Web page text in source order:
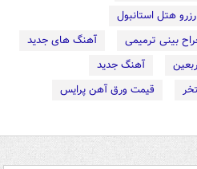
رزرو هتل استانبول
بینی ترمیمی
آهنگ های جدید
آهنگ جدید
قیمت ورق آهن پرایس